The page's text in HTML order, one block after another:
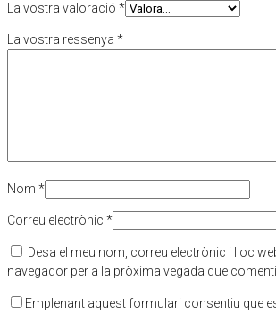
La vostra valoració *
La vostra ressenya *
Nom *
Correu electrònic *
Desa el meu nom, correu electrònic i lloc
navegador per a la pròxima vegada que comenti.
Emplenant aquest formulari consentiu que